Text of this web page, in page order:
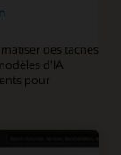
du texte, des
de documents
Grâce à
des tâches
d'IA
pour